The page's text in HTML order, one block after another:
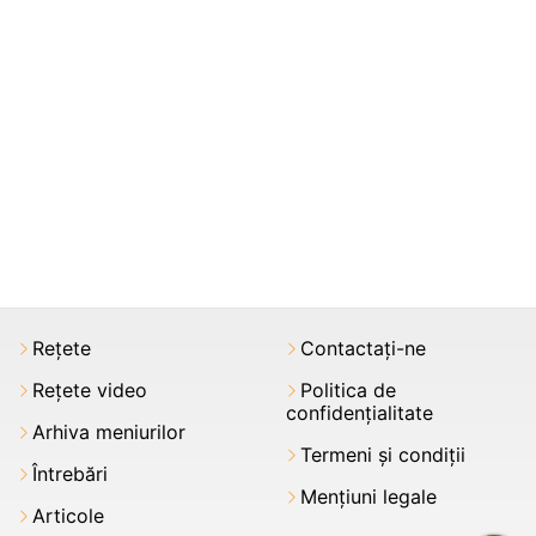
Rețete
Rețete video
Arhiva meniurilor
Întrebări
Articole
Contactați-ne
Politica de
confidențialitate
Termeni şi condiții
Mențiuni legale